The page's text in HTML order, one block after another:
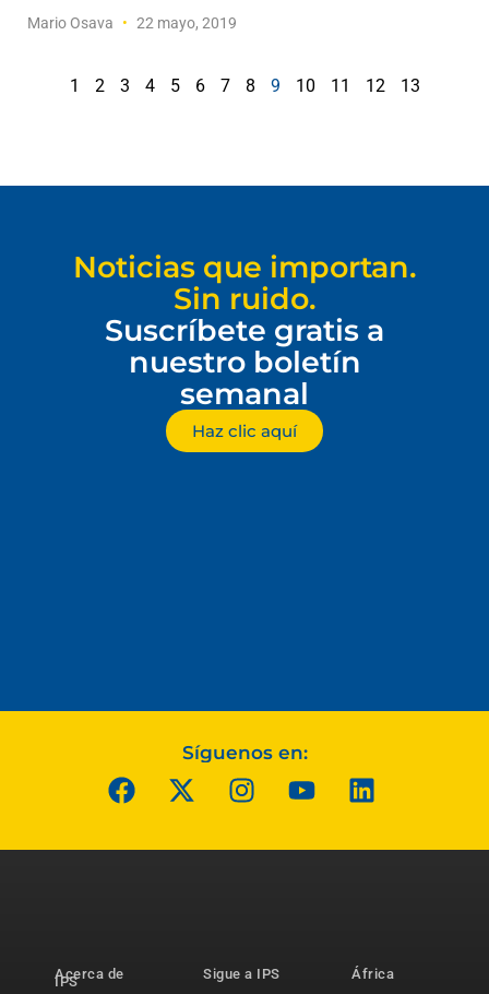
Mario Osava 22 mayo, 2019
1 2 3 4 5 6 7 8 9 10 11 12 13
Noticias que importan.
Sin ruido.
Suscríbete gratis a
nuestro boletín
semanal
Haz clic aquí
Síguenos en:
Acerca de
IPS
Sigue a IPS
África